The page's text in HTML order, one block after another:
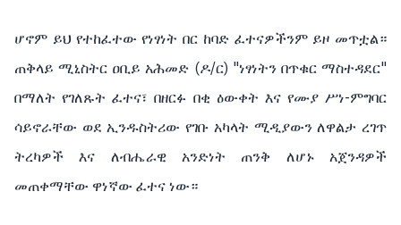
ሆኖም ይህ የተከፈተው የነፃነት በር ከባድ ፈተናዎችንም ይዞ መጥቷል።
ጠቅላይ ሚኒስትር ዐቢይ አሕመድ (ዶ/ር) "ነፃነትን በጥቁር ማስተዳደር"
በማለት የገለጹት ፈተና፣ በዘርፉ በቂ ዕውቀት እና የሙያ ሥነ-ምግባር
ሳይኖራቸው ወደ ኢንዱስትሪው የገቡ አካላት ሚዲያውን ለዋልታ ረገጥ
ትረካዎች እና ለብሔራዊ አንድነት ጠንቅ ለሆኑ አጀንዳዎች
መጠቀማቸው ዋነኛው ፈተና ነው።